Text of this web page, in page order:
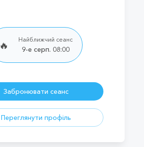
🔥
Найближчий сеанс
9-е серп. 08:00
Забронювати сеанс
Переглянути профіль